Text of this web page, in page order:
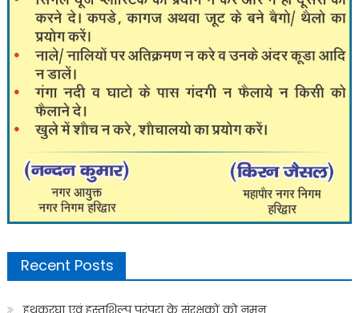
Recent Posts
हथकरघा एवं हस्तशिल्प परंपरा के संरक्षकों को नमन